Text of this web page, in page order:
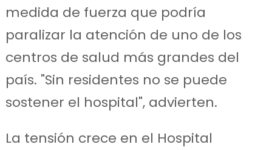
medida de fuerza que podría
paralizar la atención de uno de los
centros de salud más grandes del
país. "Sin residentes no se puede
sostener el hospital", advierten.
La tensión crece en el Hospital